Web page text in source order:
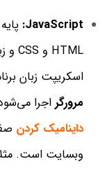
JavaScript:
اسکریپت زبان
مرورگراجرا
داینامیک کردن
وبسایت است.